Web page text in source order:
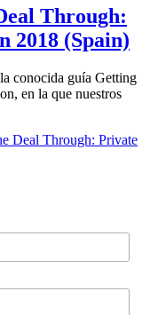
Through:
2018 (Spain)
conocida guía Getting
en la que nuestros
Deal Through: Private